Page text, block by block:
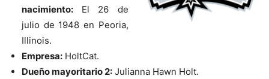
nacimiento: El 26 de
julio de 1948 en Peoria,
Illinois.
Empresa: HoltCat.
Dueño mayoritario 2: Julianna Hawn Holt.